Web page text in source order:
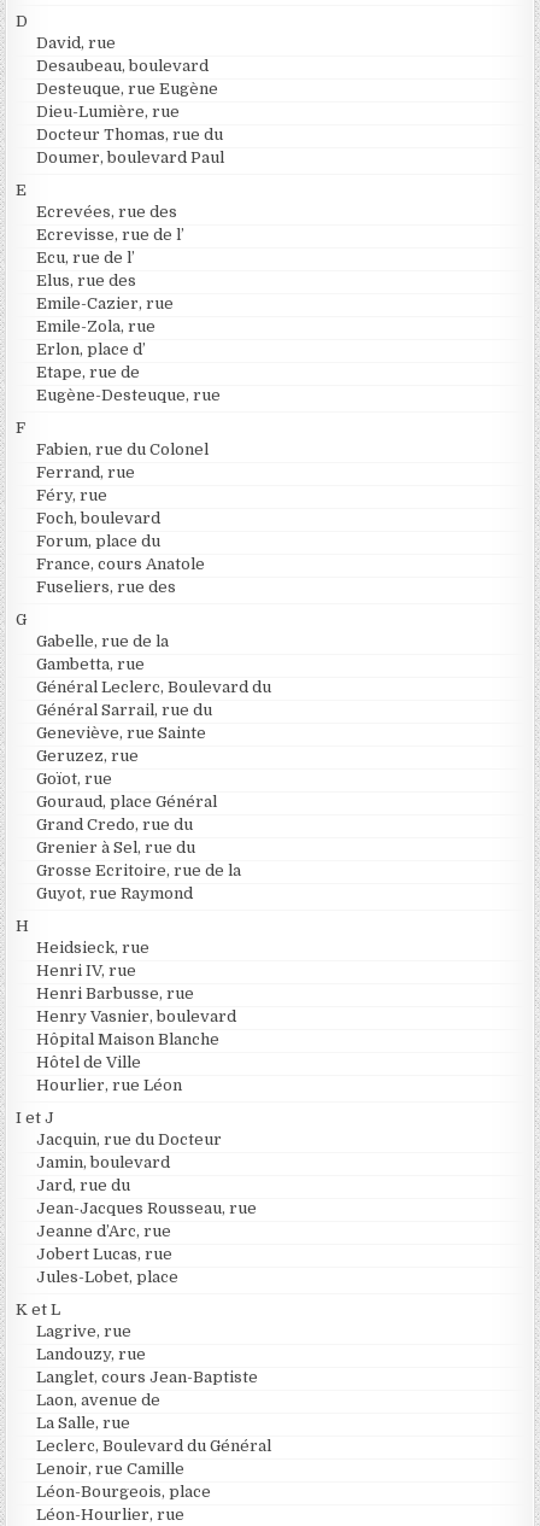
D
David, rue
Desaubeau, boulevard
Desteuque, rue Eugène
Dieu-Lumière, rue
Docteur Thomas, rue du
Doumer, boulevard Paul
E
Ecrevées, rue des
Ecrevisse, rue de l’
Ecu, rue de l’
Elus, rue des
Emile-Cazier, rue
Emile-Zola, rue
Erlon, place d’
Etape, rue de
Eugène-Desteuque, rue
F
Fabien, rue du Colonel
Ferrand, rue
Féry, rue
Foch, boulevard
Forum, place du
France, cours Anatole
Fuseliers, rue des
G
Gabelle, rue de la
Gambetta, rue
Général Leclerc, Boulevard du
Général Sarrail, rue du
Geneviève, rue Sainte
Geruzez, rue
Goïot, rue
Gouraud, place Général
Grand Credo, rue du
Grenier à Sel, rue du
Grosse Ecritoire, rue de la
Guyot, rue Raymond
H
Heidsieck, rue
Henri IV, rue
Henri Barbusse, rue
Henry Vasnier, boulevard
Hôpital Maison Blanche
Hôtel de Ville
Hourlier, rue Léon
I et J
Jacquin, rue du Docteur
Jamin, boulevard
Jard, rue du
Jean-Jacques Rousseau, rue
Jeanne d’Arc, rue
Jobert Lucas, rue
Jules-Lobet, place
K et L
Lagrive, rue
Landouzy, rue
Langlet, cours Jean-Baptiste
Laon, avenue de
La Salle, rue
Leclerc, Boulevard du Général
Lenoir, rue Camille
Léon-Bourgeois, place
Léon-Hourlier, rue